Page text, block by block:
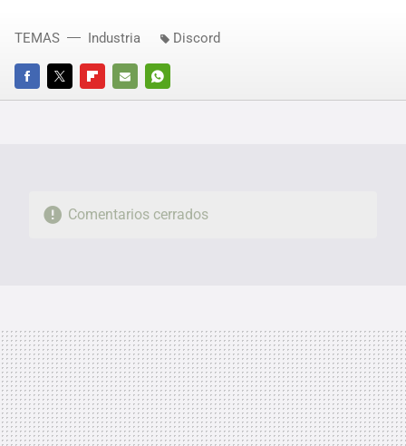
FACEBOOKTWITTERFLIPBOARD
E-
WHATSAPP
TEMAS Industria Discord
Comentarios cerrados